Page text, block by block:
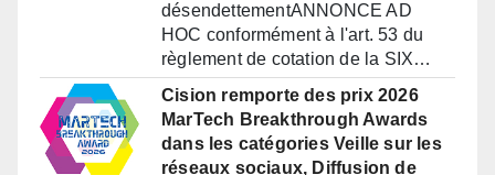
désendettementANNONCE AD
HOC conformément à l'art. 53 du
règlement de cotation de la SIX…
Cision remporte des prix 2026
MarTech Breakthrough Awards
dans les catégories Veille sur les
réseaux sociaux, Diffusion de